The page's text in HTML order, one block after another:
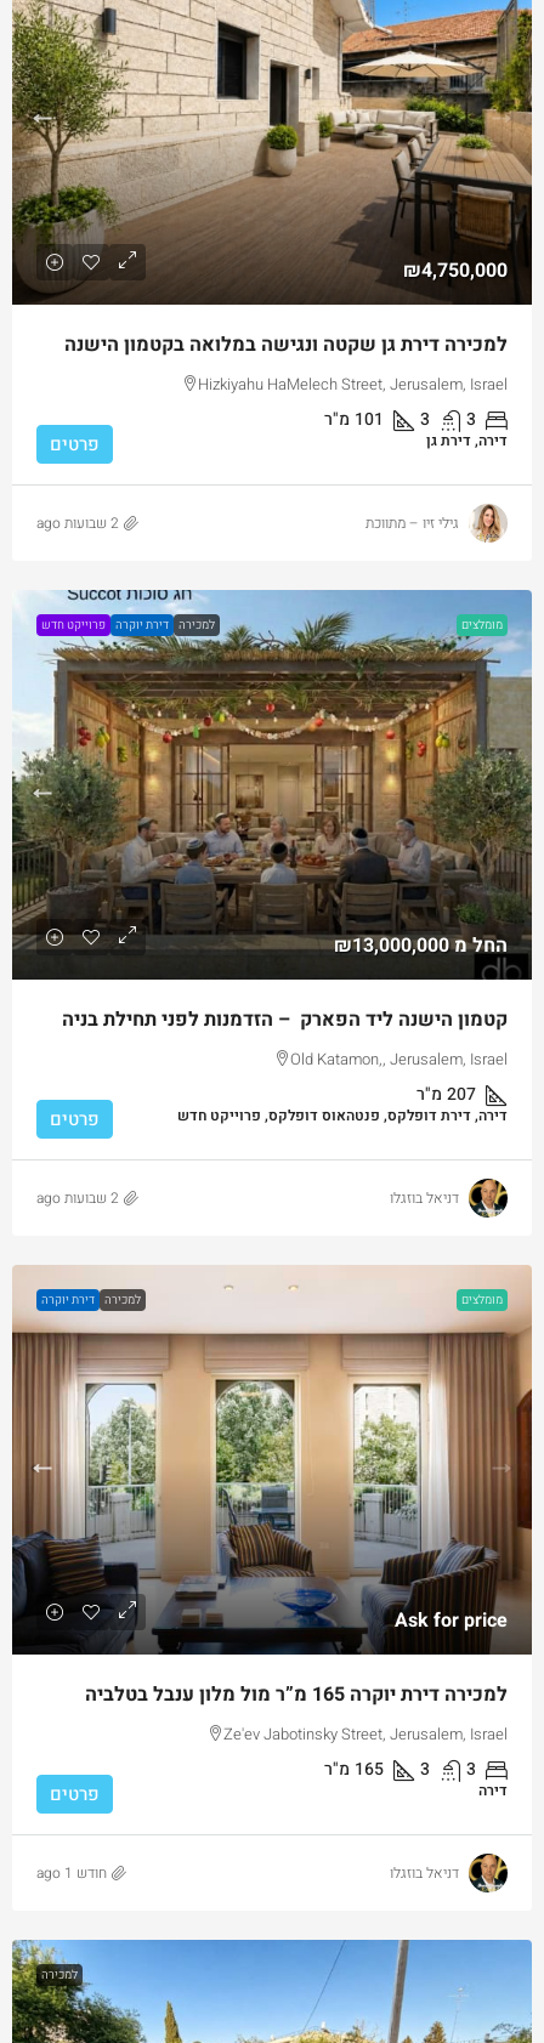
₪4,750,000
למכירה דירת גן שקטה ונגישה במלואה בקטמון הישנה
Hizkiyahu HaMelech Street, Jerusalem, Israel
3
3
101 מ"ר
דירה, דירת גן פרטים
גילי זיו – מתווכת 2 שבועות ago
מומלצים למכירה דירת יוקרה פרוייקט חדש
החל מ₪13,000,000
קטמון הישנה ליד הפארק – הזדמנות לפני תחילת בניה
Old Katamon,, Jerusalem, Israel
207 מ"ר
דירה, דירת דופלקס, פנטהאוס דופלקס, פרוייקט חדש פרטים
דניאל בוזגלו 2 שבועות ago
מומלצים למכירה דירת יוקרה
Ask for price
למכירה דירת יוקרה 165 מ”ר מול מלון ענבל בטלביה
Ze'ev Jabotinsky Street, Jerusalem, Israel
3
3
165 מ"ר
דירה פרטים
דניאל בוזגלו חודש 1 ago
למכירה